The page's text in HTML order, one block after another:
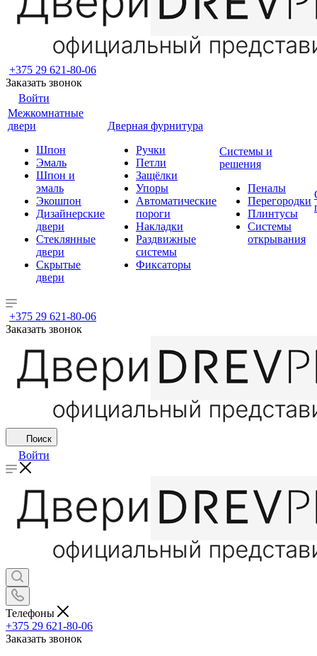
+375 29 621-80-06
Заказать звонок
Войти
Межкомнатные
двери
Шпон
Эмаль
Шпон и
эмаль
Экошпон
Дизайнерские
двери
Стеклянные
двери
Скрытые
двери
Дверная фурнитура
Ручки
Петли
Защёлки
Упоры
Автоматические
пороги
Накладки
Раздвижные
системы
Фиксаторы
Системы и
решения
Пеналы
Перегородки
Плинтусы
Системы
открывания
+375 29 621-80-06
Заказать звонок
Поиск
Войти
Телефоны
+375 29 621-80-06
Заказать звонок